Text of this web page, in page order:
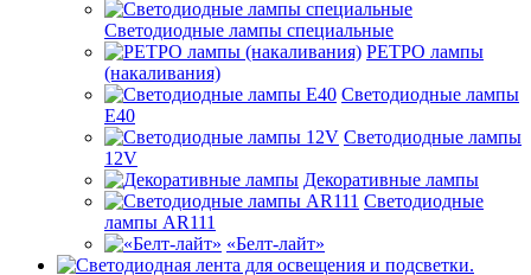
Светодиодные лампы специальные
РЕТРО лампы
(накаливания)
Светодиодные лампы
E40
Светодиодные лампы
12V
Декоративные лампы
Светодиодные
лампы AR111
«Белт-лайт»